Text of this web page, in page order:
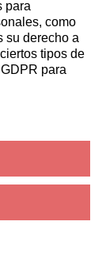
(OT) – N.° de
para
como
su derecho a
tipos de
para